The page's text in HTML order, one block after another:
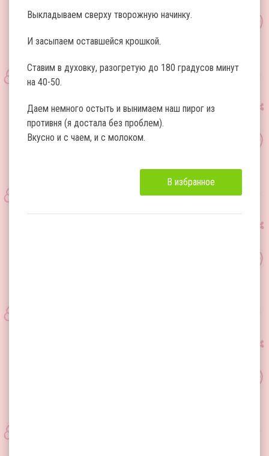
Выкладываем сверху творожную начинку.
И засыпаем оставшейся крошкой.
Ставим в духовку, разогретую до 180 градусов минут
на 40-50.
Даем немного остыть и вынимаем наш пирог из
противня (я достала без проблем).
Вкусно и с чаем, и с молоком.
В избранное